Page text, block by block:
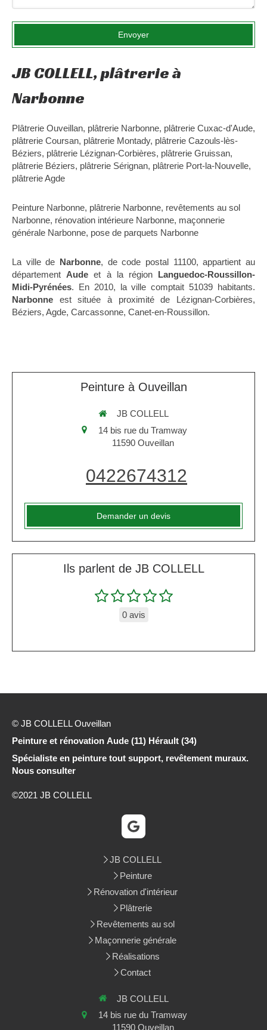
Envoyer
JB COLLELL, plâtrerie à
Narbonne
Plâtrerie Ouveillan, plâtrerie Narbonne, plâtrerie Cuxac-d'Aude,
plâtrerie Coursan, plâtrerie Montady, plâtrerie Cazouls-lès-
Béziers, plâtrerie Lézignan-Corbières, plâtrerie Gruissan,
plâtrerie Béziers, plâtrerie Sérignan, plâtrerie Port-la-Nouvelle,
plâtrerie Agde
Peinture Narbonne, plâtrerie Narbonne, revêtements au sol
Narbonne, rénovation intérieure Narbonne, maçonnerie
générale Narbonne, pose de parquets Narbonne
La ville de Narbonne, de code postal 11100, appartient au
département Aude et à la région Languedoc-Roussillon-
Midi-Pyrénées. En 2010, la ville comptait 51039 habitants.
Narbonne est située à proximité de Lézignan-Corbières,
Béziers, Agde, Carcassonne, Canet-en-Roussillon.
Peinture à Ouveillan
JB COLLELL
14 bis rue du Tramway
11590 Ouveillan
0422674312
Demander un devis
Ils parlent de JB COLLELL
0 avis
© JB COLLELL Ouveillan
Peinture et rénovation Aude (11) Hérault (34)
Spécialiste en peinture tout support, revêtement muraux.
Nous consulter
©2021 JB COLLELL
JB COLLELL
Peinture
Rénovation d'intérieur
Plâtrerie
Revêtements au sol
Maçonnerie générale
Réalisations
Contact
JB COLLELL
14 bis rue du Tramway
11590 Ouveillan